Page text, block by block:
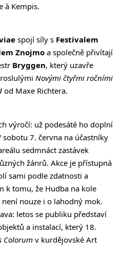
à Kempis.
spojí síly s Festivalem
Znojmo a společně přivítají
Bryggen, který uzavře
Novými čtyřmi ročními
od Maxe Richtera.
výročí: už podesáté ho doplní
sobotu 7. června na účastníky
sedmnáct zastávek
žánrů. Akce je přístupná
sami podle zdatnosti a
k tomu, že Hudba na kole
nouze i o lahodný mok.
letos se publiku představí
a instalací, který 18.
Colorum v kurdějovské Art